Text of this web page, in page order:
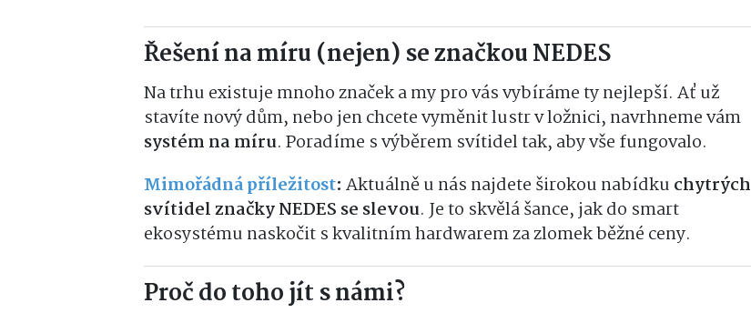
Řešení na míru (nejen) se značkou NEDES
Na trhu existuje mnoho značek a my pro vás vybíráme ty nejlepší. Ať už
stavíte nový dům, nebo jen chcete vyměnit lustr v ložnici, navrhneme vám
systém na míru. Poradíme s výběrem svítidel tak, aby vše fungovalo.
Mimořádná příležitost: Aktuálně u nás najdete širokou nabídku chytrých
svítidel značky NEDES se slevou. Je to skvělá šance, jak do smart
ekosystému naskočit s kvalitním hardwarem za zlomek běžné ceny.
Proč do toho jít s námi?